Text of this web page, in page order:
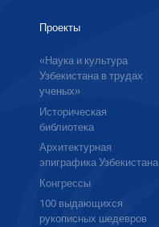
Проекты
«Наука и культура
Узбекистана в трудах
ученых»
Историческая
библиотека
Архитектурная
эпиграфика Узбекистана
Конгрессы
100 выдающихся
рукописных шедевров